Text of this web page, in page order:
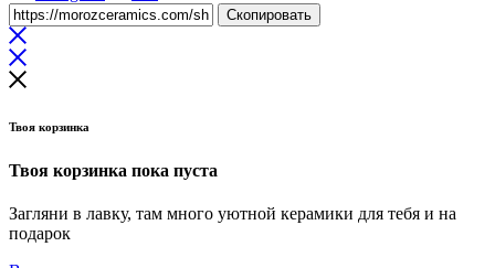
Скопировать
Твоя корзинка
Твоя корзинка пока пуста
Загляни в лавку, там много уютной керамики для тебя и на
подарок